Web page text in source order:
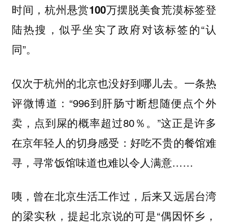
时间，杭州悬赏100万摆脱美食荒漠标签登
陆热搜，似乎坐实了政府对该标签的“认
同”。
仅次于杭州的北京也没好到哪儿去。一条热
评微博道：“996到肝肠寸断想随便点个外
卖，点到屎的概率超过80％。”这正是许多
在京年轻人的切身感受：好吃不贵的餐馆难
寻，寻常饭馆味道也难以令人满意……
咦，曾在北京生活工作过，后来又远居台湾
的梁实秋，提起北京说的可是“偶因怀乡，